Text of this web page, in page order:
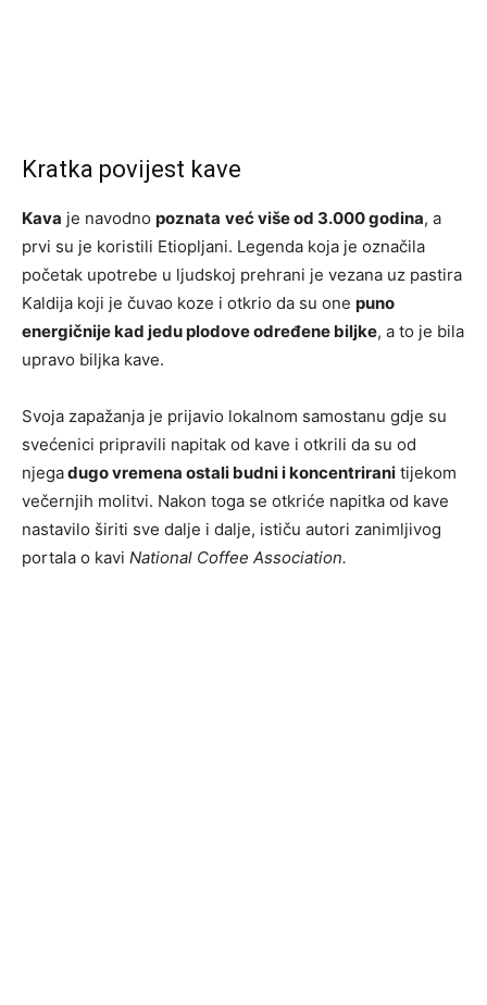
Kratka povijest kave
Kava je navodno poznata već više od 3.000 godina, a
prvi su je koristili Etiopljani. Legenda koja je označila
početak upotrebe u ljudskoj prehrani je vezana uz pastira
Kaldija koji je čuvao koze i otkrio da su one puno
energičnije kad jedu plodove određene biljke, a to je bila
upravo biljka kave.
Svoja zapažanja je prijavio lokalnom samostanu gdje su
svećenici pripravili napitak od kave i otkrili da su od
njegadugo vremena ostali budni i koncentrirani tijekom
večernjih molitvi. Nakon toga se otkriće napitka od kave
nastavilo širiti sve dalje i dalje, ističu autori zanimljivog
portala o kavi National Coffee Association.